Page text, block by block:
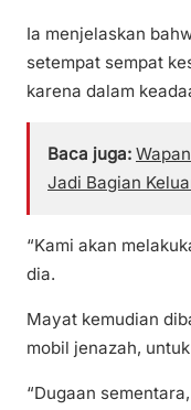
Ia menjelaskan
setempat sempat
karena dalam
Baca juga:
Jadi Bagian
“Kami akan
dia.
Mayat kemudian
mobil jenazah,
“Dugaan